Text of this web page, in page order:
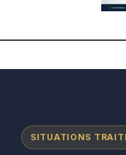
SITUATIONS